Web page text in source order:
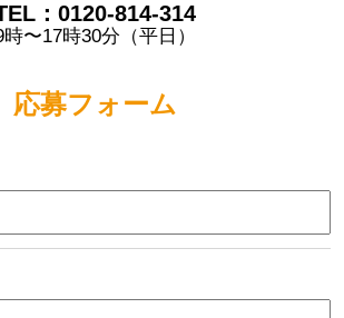
：0120-814-314
時〜17時30分（平日）
応募フォーム